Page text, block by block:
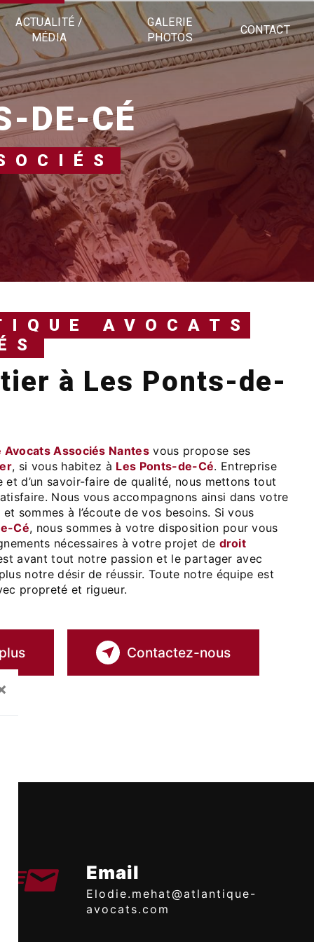
ACTUALITÉ /
MÉDIA
GALERIE
PHOTOS
CONTACT
DE-CÉ
AVOCATS
Avocats Associés Nantes vous propose ses
, si vous habitez à Les Ponts-de-Cé. Entreprise
et d’un savoir-faire de qualité, nous mettons tout
Nous vous accompagnons ainsi dans votre
et sommes à l’écoute de vos besoins. Si vous
Cé, nous sommes à votre disposition pour vous
nécessaires à votre projet de droit
avant tout notre passion et le partager avec
notre désir de réussir. Toute notre équipe est
propreté et rigueur.
Contactez-nous
Email
elodie.mehat@atlantique-
avocats.com